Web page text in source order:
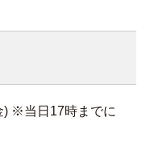
) ※当日17時までに